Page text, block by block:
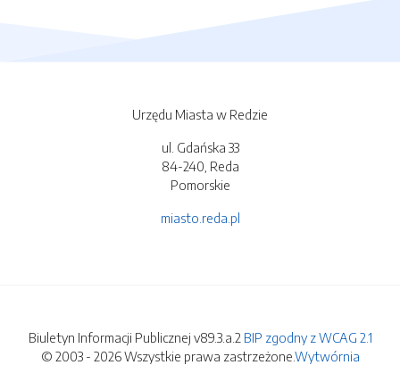
Urzędu Miasta w Redzie
ul. Gdańska 33
84-240, Reda
Pomorskie
miasto.reda.pl
Biuletyn Informacji Publicznej v89.3.a.2 BIP zgodny z WCAG 2.1
© 2003 - 2026 Wszystkie prawa zastrzeżone.Wytwórnia